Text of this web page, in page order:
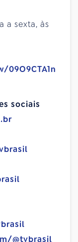
a sexta, às
sociais
@tvbrasil